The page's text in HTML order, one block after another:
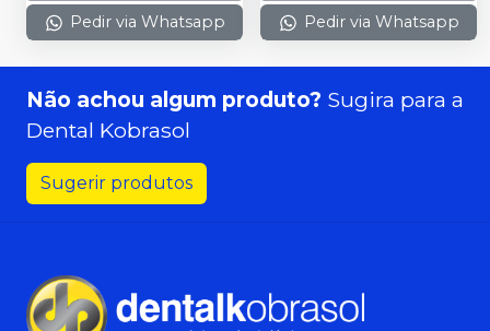
Pedir via Whatsapp Pedir via Whatsapp
Não achou algum produto? Sugira para a
Dental Kobrasol
Sugerir produtos